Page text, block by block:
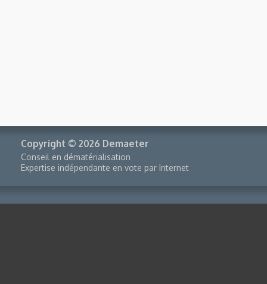
Copyright © 2026 Demaeter
Conseil en dématérialisation
Expertise indépendante en vote par Internet